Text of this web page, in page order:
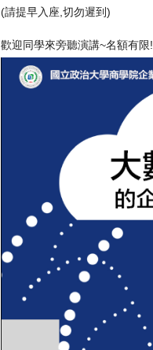
(請提早入座,切勿遲到)
歡迎同學來旁聽演講~名額有限!